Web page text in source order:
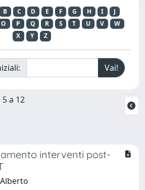
B C D E F G H I
J
O P Q R S T U V
W
X
Y Z
a 12
interventi post-